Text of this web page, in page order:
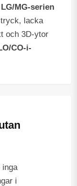
MG-serien
lacka
och 3D-ytor
CO-i-
i